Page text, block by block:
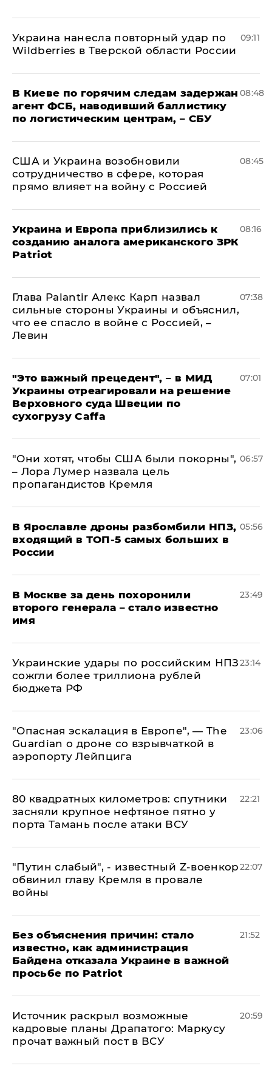
Украина нанесла повторный удар по
Wildberries в Тверской области России
09:11
В Киеве по горячим следам задержан
агент ФСБ, наводивший баллистику
по логистическим центрам, – СБУ
08:48
США и Украина возобновили
сотрудничество в сфере, которая
прямо влияет на войну с Россией
08:45
Украина и Европа приблизились к
созданию аналога американского ЗРК
Patriot
08:16
Глава Palantir Алекс Карп назвал
сильные стороны Украины и объяснил,
что ее спасло в войне с Россией, –
Левин
07:38
"Это важный прецедент", – в МИД
Украины отреагировали на решение
Верховного суда Швеции по
сухогрузу Caffa
07:01
"Они хотят, чтобы США были покорны",
– Лора Лумер назвала цель
пропагандистов Кремля
06:57
В Ярославле дроны разбомбили НПЗ,
входящий в ТОП-5 самых больших в
России
05:56
В Москве за день похоронили
второго генерала – стало известно
имя
23:49
Украинские удары по российским НПЗ
сожгли более триллиона рублей
бюджета РФ
23:14
"Опасная эскалация в Европе", — The
Guardian о дроне со взрывчаткой в
аэропорту Лейпцига
23:06
80 квадратных километров: спутники
засняли крупное нефтяное пятно у
порта Тамань после атаки ВСУ
22:21
​"Путин слабый", - известный Z-военкор
обвинил главу Кремля в провале
войны
22:07
Без объяснения причин: стало
известно, как администрация
Байдена отказала Украине в важной
просьбе по Patriot
21:52
​Источник раскрыл возможные
кадровые планы Драпатого: Маркусу
прочат важный пост в ВСУ
20:59